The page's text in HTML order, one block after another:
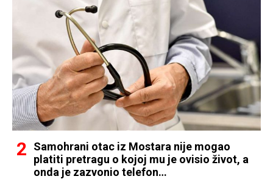
Samohrani otac iz Mostara nije mogao
platiti pretragu o kojoj mu je ovisio život, a
onda je zazvonio telefon…